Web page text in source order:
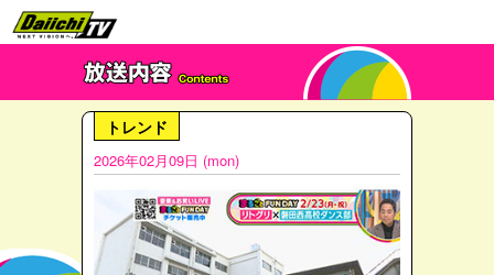
トレンド
2026年02月09日 (mon)